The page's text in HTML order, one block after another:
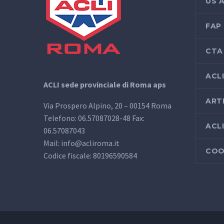
ACLI sede provinciale di Roma aps
Via Prospero Alpino, 20 – 00154 Roma
Telefono: 06.57087028-48 Fax:
06.57087043
Mail: info@acliroma.it
Codice fiscale: 80196590584
FAP